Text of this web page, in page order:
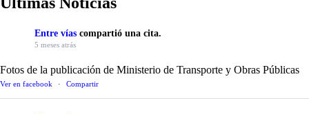
Entre vías compartió una cita.
5 meses atrás
Fotos de la publicación de Ministerio de Transporte y Obras Públicas
Ver en facebook · Compartir